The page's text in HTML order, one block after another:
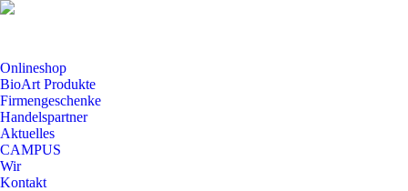
Onlineshop
BioArt Produkte
Firmengeschenke
Handelspartner
Aktuelles
CAMPUS
Wir
Kontakt